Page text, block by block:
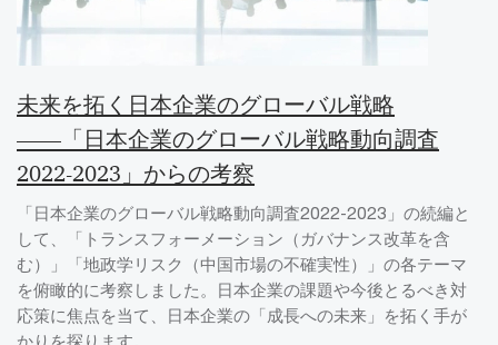
未来を拓く日本企業のグローバル戦略
――「日本企業のグローバル戦略動向調査
2022-2023」からの考察
「日本企業のグローバル戦略動向調査2022-2023」の続編と
して、「トランスフォーメーション（ガバナンス改革を含
む）」「地政学リスク（中国市場の不確実性）」の各テーマ
を俯瞰的に考察しました。日本企業の課題や今後とるべき対
応策に焦点を当て、日本企業の「成長への未来」を拓く手が
かりを探ります。